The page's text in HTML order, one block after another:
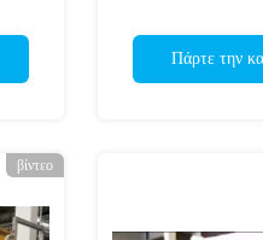
Πάρτε την
βίντεο